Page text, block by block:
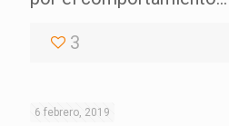
3
6 febrero, 2019